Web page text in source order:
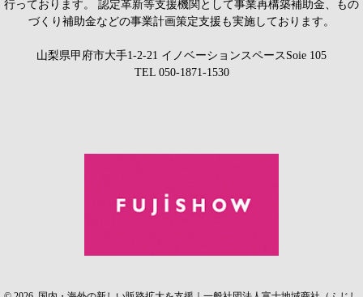
行っております。 認定革新等支援機関として事業再構築補助金、もの
づくり補助金などの事業計画策定支援も実施しております。
山梨県甲府市大手1-2-21 イノベーションスペースSoie 105
TEL 050-1871-1530